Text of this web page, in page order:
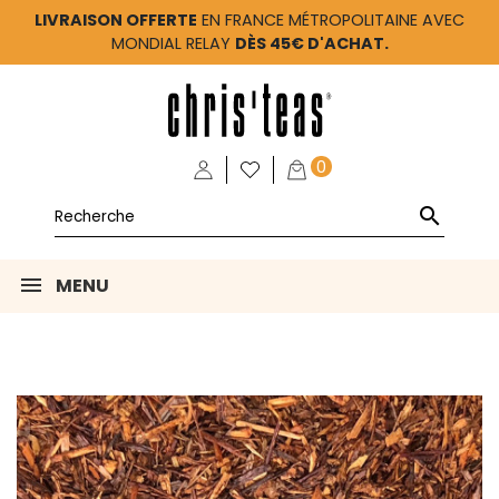
LIVRAISON OFFERTE EN FRANCE MÉTROPOLITAINE AVEC
MONDIAL RELAY DÈS 45€ D'ACHAT.
0

MENU